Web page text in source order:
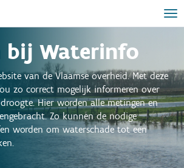
bij Waterinfo
van de Vlaamse overheid. Met deze
zo correct mogelijk informeren over
Hier worden alle metingen en
Zo kunnen de nodige
worden om waterschade tot een